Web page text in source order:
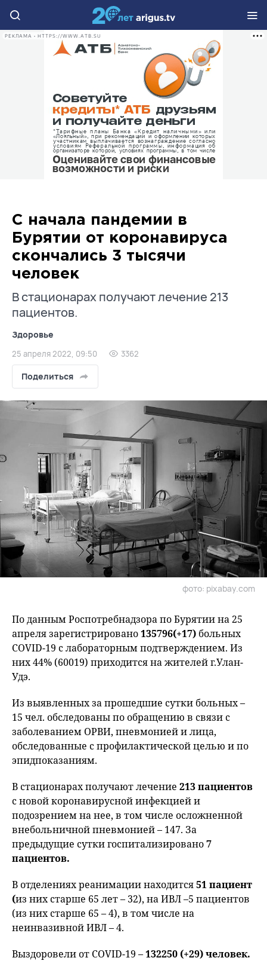
РЕКЛАМА • HTTPS://WWW.ATB.SU
С начала пандемии в
Бурятии от коронавируса
скончались 3 тысячи
человек
В стационарах получают лечение 213
пациентов.
Здоровье
25 апреля 2022, 09:50 3362
Поделиться
фото: pixabay.com
По данным Роспотребнадзора по Бурятии на 25
апреля зарегистрировано135796(+17)больных
COVID-19 с лабораторным подтверждением. Из
них 44% (60019) приходится на жителей г.Улан-
Удэ.
Из выявленных за прошедшие сутки больных –
15 чел. обследованы по обращению в связи с
заболеванием ОРВИ, пневмонией и лица,
обследованные с профилактической целью и по
эпидпоказаниям.
В стационарах получают лечение 213 пациентов
с новой коронавирусной инфекцией и
подозрением на нее, в том числе осложненной
внебольничной пневмонией – 147. За
предыдущие сутки госпитализировано7
пациентов.
В отделениях реанимации находится51 пациент
(из них старше 65 лет – 32), на ИВЛ –5 пациентов
(из них старше 65 – 4), в том числе на
неинвазивной ИВЛ – 4.
Выздоровели от COVID-19 –132250 (+29) человек.